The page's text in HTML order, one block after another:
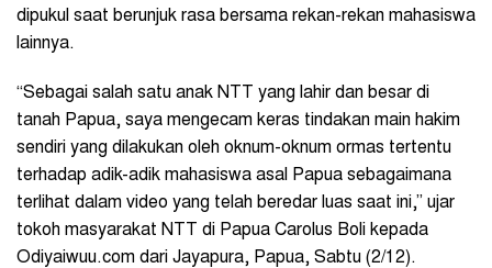
dipukul saat berunjuk rasa bersama rekan-rekan mahasiswa
lainnya.
“Sebagai salah satu anak NTT yang lahir dan besar di
tanah Papua, saya mengecam keras tindakan main hakim
sendiri yang dilakukan oleh oknum-oknum ormas tertentu
terhadap adik-adik mahasiswa asal Papua sebagaimana
terlihat dalam video yang telah beredar luas saat ini,” ujar
tokoh masyarakat NTT di Papua Carolus Boli kepada
Odiyaiwuu.com dari Jayapura, Papua, Sabtu (2/12).